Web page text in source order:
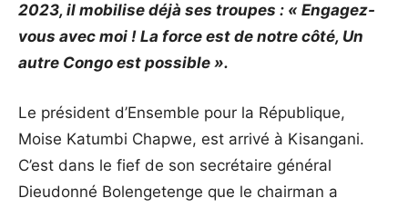
2023, il mobilise déjà ses troupes : « Engagez-
vous avec moi ! La force est de notre côté, Un
autre Congo est possible ».
Le président d’Ensemble pour la République,
Moise Katumbi Chapwe, est arrivé à Kisangani.
C’est dans le fief de son secrétaire général
Dieudonné Bolengetenge que le chairman a